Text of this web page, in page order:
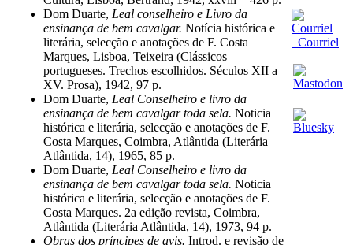
Dom Duarte, Leal conselheiro e Livro da
ensinança de bem cavalgar. Notícia histórica e
literária, selecção e anotações de F. Costa
Marques, Lisboa, Teixeira (Clássicos
portugueses. Trechos escolhidos. Séculos XII a
XV. Prosa), 1942, 97 p.
Dom Duarte, Leal Conselheiro e livro da
ensinança de bem cavalgar toda sela. Noticia
histórica e literária, selecção e anotações de F.
Costa Marques, Coimbra, Atlântida (Literária
Atlântida, 14), 1965, 85 p.
Dom Duarte, Leal Conselheiro e livro da
ensinança de bem cavalgar toda sela. Noticia
histórica e literária, selecção e anotações de F.
Costa Marques. 2a edição revista, Coimbra,
Atlântida (Literária Atlântida, 14), 1973, 94 p.
Obras dos príncipes de avis. Introd. e revisão de
Courriel